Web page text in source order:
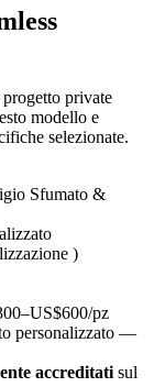
private
modello e
selezionate.
Sfumato &
)
pz
personalizzato —
accreditati sul